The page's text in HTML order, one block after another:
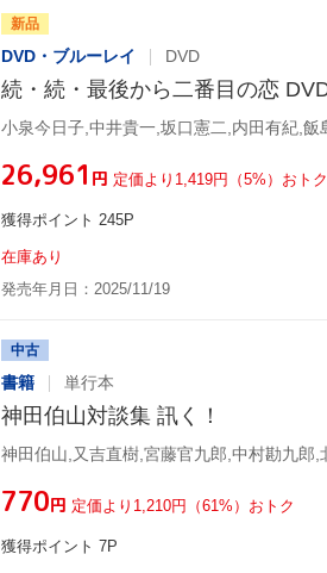
新品
DVD・ブルーレイ DVD
続・続・最後から二番目の恋
小泉今日子,中井貴一,坂口憲二,内田有紀,
¥26,961 円 定価より1,419円（5%）おトク
獲得ポイント 245P
在庫あり
発売年月日：2025/11/19
中古
書籍 単行本
神田伯山対談集 訊く！
¥770円 定価より1,210円（61%）おトク
獲得ポイント 7P